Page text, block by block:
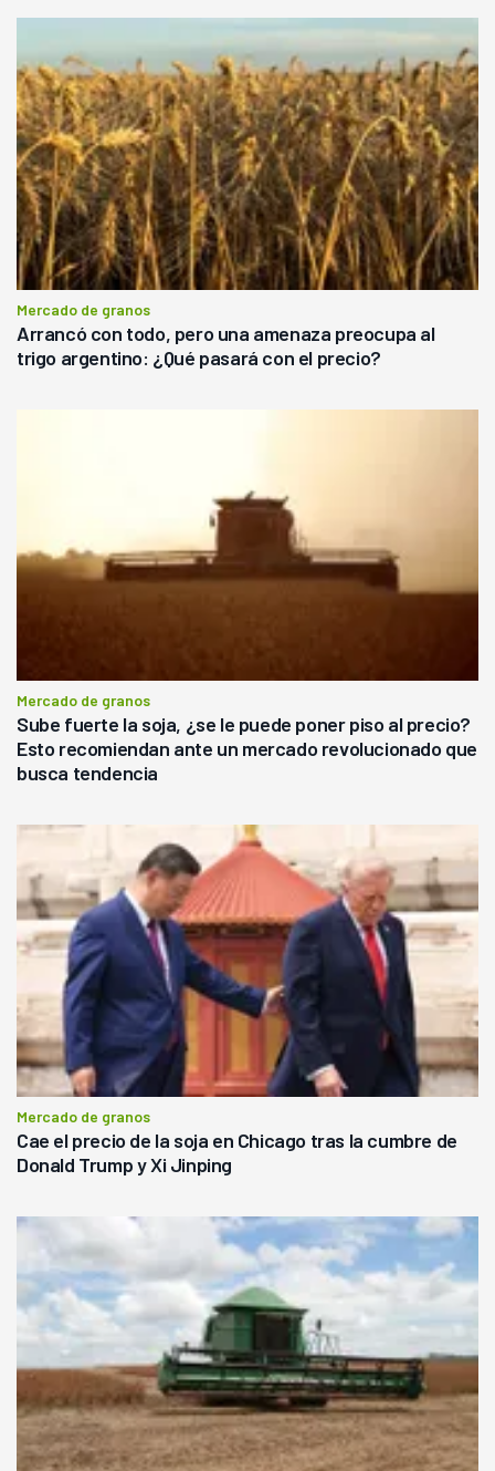
Mercado de granos
Arrancó con todo, pero una amenaza preocupa al
trigo argentino: ¿Qué pasará con el precio?
Mercado de granos
Sube fuerte la soja, ¿se le puede poner piso al precio?
Esto recomiendan ante un mercado revolucionado que
busca tendencia
Mercado de granos
Cae el precio de la soja en Chicago tras la cumbre de
Donald Trump y Xi Jinping